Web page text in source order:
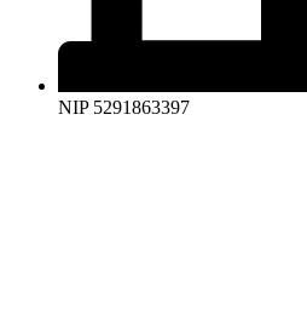
NIP 5291863397